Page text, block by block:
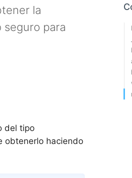
la
seguro para
del tipo
obtenerlo haciendo